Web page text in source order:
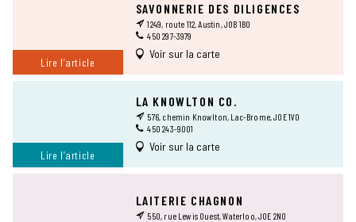
Lire l’article
SAVONNERIE DES DILIGENCES
1249, route 112, Austin, J0B 1B0
450 297-3979
Voir sur la carte
Lire l’article
LA KNOWLTON CO.
576, chemin Knowlton, Lac-Brome, J0E 1V0
450 243-9001
Voir sur la carte
LAITERIE CHAGNON
550, rue Lewis Ouest, Waterloo, J0E 2N0